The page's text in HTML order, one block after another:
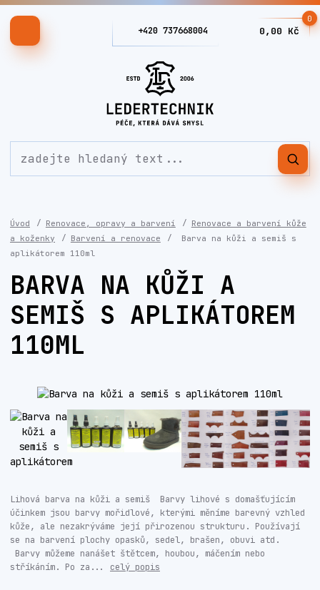
+420 737668004
0
0,00 Kč
Úvod Renovace, opravy a barvení
Renovace a barvení kůže
a koženky
Barvení a renovace
Barva na kůži a semiš s
aplikátorem 110ml
BARVA NA KŮŽI A
SEMIŠ S APLIKÁTOREM
110ML
Lihová barva na kůži a semiš Barvy lihové s domašťujícím
účinkem jsou barvy mořidlové, kterými měníme barevný vzhled
kůže, ale nezakrýváme její přirozenou strukturu. Používají
se na barvení plochy opasků, sedel, brašen, obuvi atd.
Barvy můžeme nanášet štětcem, houbou, máčením nebo
stříkáním. Po za... celý popis